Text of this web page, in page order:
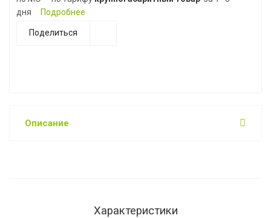
дня
Подробнее
Поделиться
Описание
Характеристики